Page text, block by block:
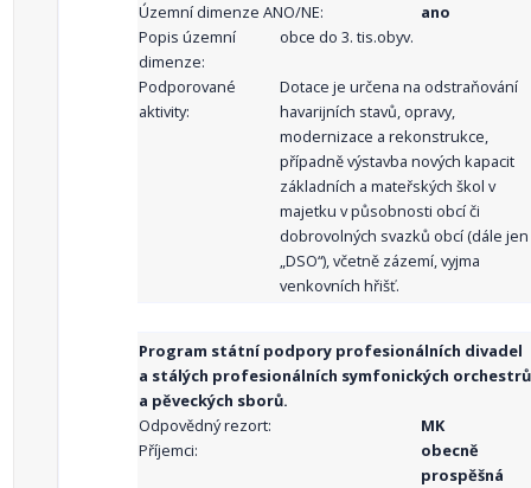
Územní dimenze ANO/NE:
ano
Popis územní
dimenze:
obce do 3. tis.obyv.
Podporované
aktivity:
Dotace je určena na odstraňování
havarijních stavů, opravy,
modernizace a rekonstrukce,
případně výstavba nových kapacit
základních a mateřských škol v
majetku v působnosti obcí či
dobrovolných svazků obcí (dále jen
„DSO“), včetně zázemí, vyjma
venkovních hřišť.
Program státní podpory profesionálních divadel
a stálých profesionálních symfonických orchestrů
a pěveckých sborů.
Odpovědný rezort:
MK
Příjemci:
obecně
prospěšná